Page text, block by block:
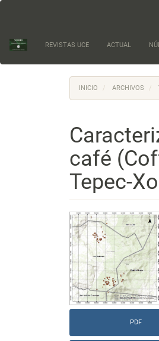
principal
Barra
lateral
REVISTAS UCE ACTUAL
INICIO ARCHIVOS
café
Tepec-
Barra
lateral
del
artículo
PDF